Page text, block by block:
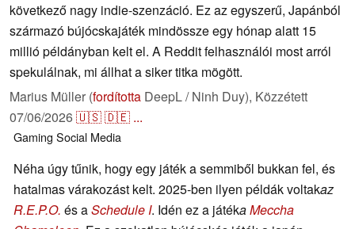
következő nagy indie-szenzáció. Ez az egyszerű, Japánból
származó bújócskajáték mindössze egy hónap alatt 15
millió példányban kelt el. A Reddit felhasználói most arról
spekulálnak, mi állhat a siker titka mögött.
Marius Müller (fordította DeepL / Ninh Duy), Közzétett
07/06/2026🇺🇸🇩🇪 ...
Gaming Social Media
Néha úgy tűnik, hogy egy játék a semmiből bukkan fel, és
hatalmas várakozást kelt. 2025-ben ilyen példák voltakaz
R.E.P.O. és aSchedule I. Idén ez a játékaMeccha